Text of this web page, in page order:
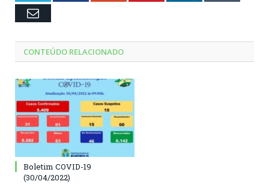
Email
CONTEÚDO RELACIONADO
Boletim COVID-19
(30/04/2022)